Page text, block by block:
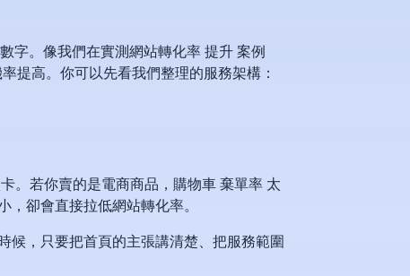
字。像我們在實測網站轉化率 提升 案例
提高。你可以先看我們整理的服務架構：
。若你賣的是電商商品，購物車 棄單率 太
卻會直接拉低網站轉化率。
候，只要把首頁的主張講清楚、把服務範圍